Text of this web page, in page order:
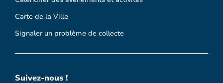
Carte de la Ville
Signaler un problème de collecte
Suivez-nous !